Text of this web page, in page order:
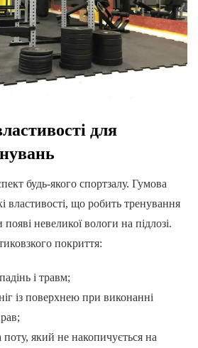
для
будь-якого спортзалу. Гумова
властивості, що робить тренування
невеликої вологи на підлозі.
покриття:
і травм;
із поверхнею при виконанні
поту, який не накопичується на